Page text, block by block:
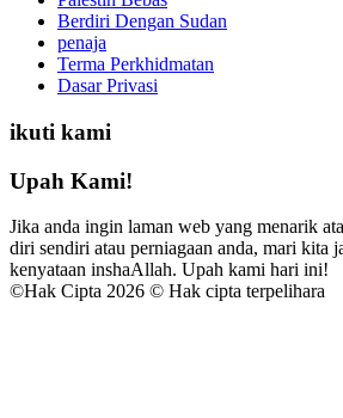
Berdiri Dengan Sudan
penaja
Terma Perkhidmatan
Dasar Privasi
ikuti kami
Upah Kami!
Jika anda ingin laman web yang menarik
diri sendiri atau perniagaan anda, mari kita
kenyataan inshaAllah. Upah kami hari ini!
©Hak Cipta 2026 © Hak cipta terpelihara